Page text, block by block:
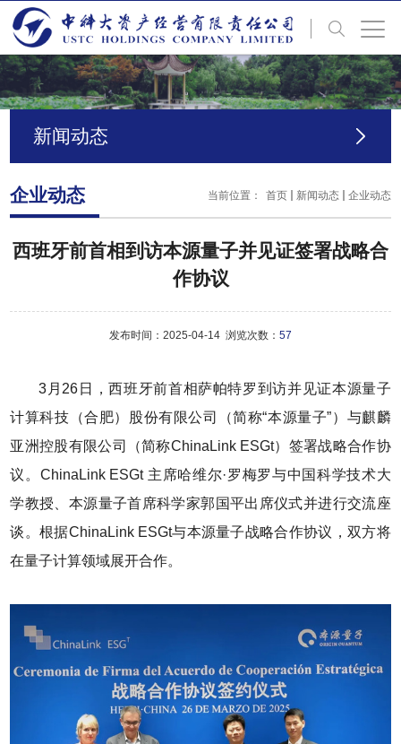
新闻动态
企业动态 当前位置： 首页 新闻动态 企业动态
西班牙前首相到访本源量子并见证签署战略合
作协议
发布时间：2025-04-14 浏览次数： 57
3月26日，西班牙前首相萨帕特罗到访并见证本源量子
计算科技（合肥）股份有限公司（简称“本源量子”）与麒麟
亚洲控股有限公司（简称ChinaLink ESGt）签署战略合作协
议。ChinaLink ESGt 主席哈维尔·罗梅罗与中国科学技术大
学教授、本源量子首席科学家郭国平出席仪式并进行交流座
谈。根据ChinaLink ESGt与本源量子战略合作协议，双方将
在量子计算领域展开合作。